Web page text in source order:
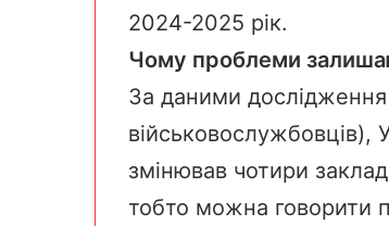
2024-2025 рік.
Чому проблеми
За даними дослідження
військовослужбовців),
змінював чотири
тобто можна говорити